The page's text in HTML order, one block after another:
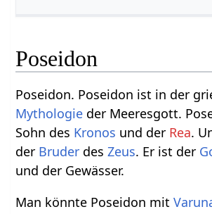
Poseidon
Poseidon. Poseidon ist in der
Mythologie der Meeresgott.
Sohn des Kronos und der Rea.
der Bruder desZeus. Er ist der
und der Gewässer.
Man könnte Poseidon mit